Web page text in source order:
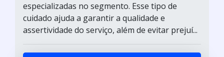
especializadas no segmento. Esse tipo de
cuidado ajuda a garantir a qualidade e
assertividade do serviço, além de evitar prejuí...